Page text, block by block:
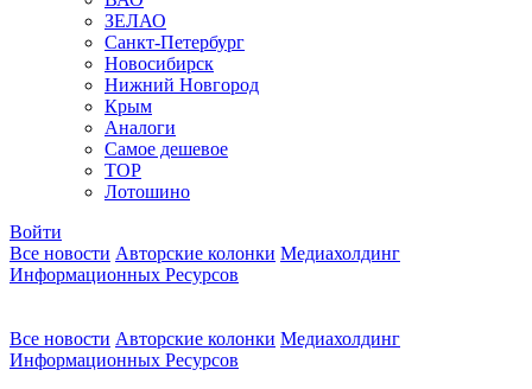
ЗЕЛАО
Санкт-Петербург
Новосибирск
Нижний Новгород
Крым
Аналоги
Самое дешевое
TOP
Лотошино
Войти
Все новости Авторские колонки Медиахолдинг
Информационных Ресурсов
Все новости Авторские колонки Медиахолдинг
Информационных Ресурсов